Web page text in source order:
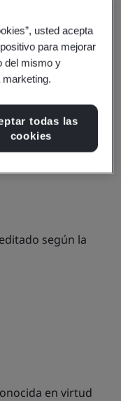
Reino Unido de
según la
en virtud
usted acepta
para mejorar
del mismo y
todas las
cookies